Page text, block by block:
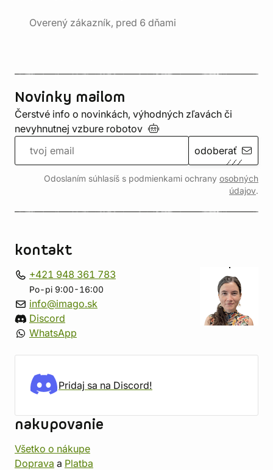
Overený zákazník, pred 6 dňami
Novinky mailom
Čerstvé info o novinkách, výhodných zľavách či
nevyhnutnej vzbure robotov
odoberať
Odoslaním súhlasíš s podmienkami ochrany osobných
údajov.
kontakt
+421 948 361 783
Po-pi 9:00-16:00
info@imago.sk
Discord
WhatsApp
Pridaj sa na Discord!
nakupovanie
Všetko o nákupe
Doprava a Platba